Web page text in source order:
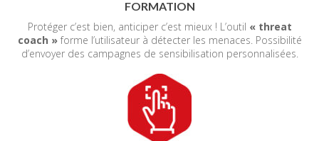
FORMATION
Protéger c’est bien, anticiper c’est mieux ! L’outil « threat
coach »forme l’utilisateur à détecter les menaces. Possibilité
d’envoyer des campagnes de sensibilisation personnalisées.